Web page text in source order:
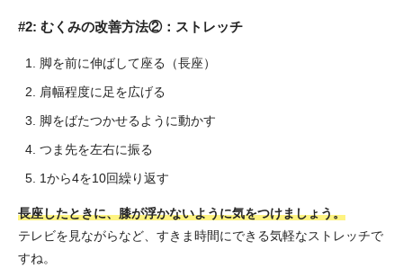
#2: むくみの改善方法②：ストレッチ
脚を前に伸ばして座る（長座）
肩幅程度に足を広げる
脚をばたつかせるように動かす
つま先を左右に振る
1から4を10回繰り返す
長座したときに、膝が浮かないように気をつけましょう。
テレビを見ながらなど、すきま時間にできる気軽なストレッチで
すね。